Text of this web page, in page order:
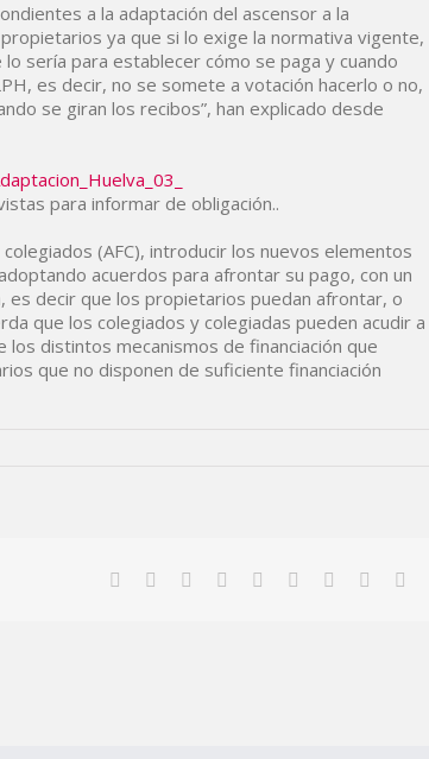
a la adaptación del ascensor a la
ya que si lo exige la normativa vigente,
sería para establecer cómo se paga y cuando
es decir, no se somete a votación hacerlo o no,
se giran los recibos”, han explicado desde
para informar de obligación..
(AFC), introducir los nuevos elementos
acuerdos para afrontar su pago, con un
es decir que los propietarios puedan afrontar, o
que los colegiados y colegiadas pueden acudir a
distintos mecanismos de financiación que
que no disponen de suficiente financiación